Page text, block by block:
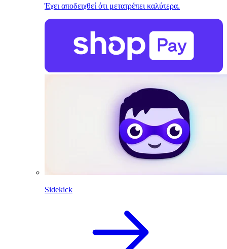
Έχει αποδειχθεί ότι μετατρέπει καλύτερα.
Sidekick